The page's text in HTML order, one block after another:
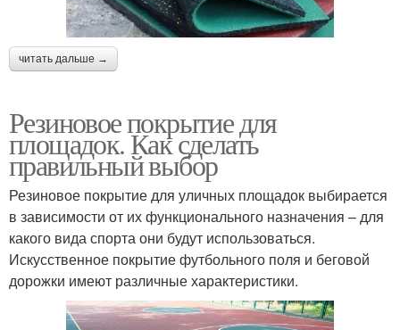
Покрытия для
спортивных площадок
Модульные покрытия
Рулонные покрытия Спортивные площадки
Крошки для спортивной
площадки
Покрытие для
площадок
Травмобезопасные
покрытия
Детские площадки
читать дальше →
Резиновое покрытие для
площадок. Как сделать
правильный выбор
Резиновое покрытие для уличных площадок выбирается
в зависимости от их функционального назначения – для
какого вида спорта они будут использоваться.
Искусственное покрытие футбольного поля и беговой
дорожки имеют различные характеристики.